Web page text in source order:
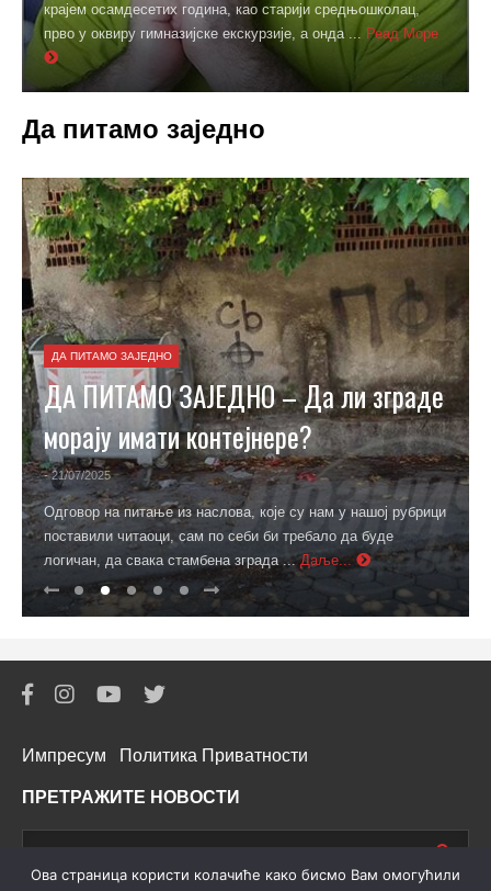
крајем осамдесетих година, као старији средњошколац,
прво у оквиру гимназијске екскурзије, а онда ... Реад Море
Да питамо заједно
ДА ПИТАМО ЗАЈЕДНО
ДА ПИТАМО ЗАЈЕДНО – Да ли зграде
морају имати контејнере?
- 21/07/2025
Одговор на питање из наслова, које су нам у нашој рубрици
поставили читаоци, сам по себи би требало да буде
логичан, да свака стамбена зграда ... Даље...
Импресум Политика Приватности
ПРЕТРАЖИТЕ НОВОСТИ
Oва страница користи колачиће како бисмо Вам омогућили